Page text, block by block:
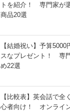
トを紹介！ 専門家が
商品20選
【結婚祝い】予算5000
スなプレゼント！ 専
め22選
【比較表】英会話で全
心者向け！ オンライ